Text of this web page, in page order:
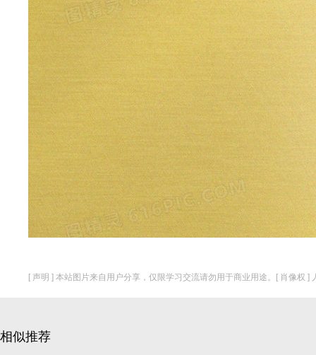
[ 声明 ] 本站图片来自用户分享，仅限学习交流请勿用于商业用途。[ 肖像权 ]
相似推荐